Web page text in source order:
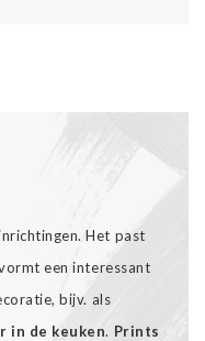
Het past
een interessant
bijv. als
in de keuken. Prints